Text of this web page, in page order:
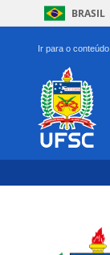
BRASIL
Ir para o conteúdo